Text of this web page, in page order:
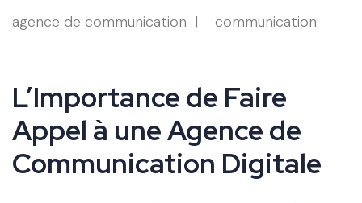
agence de communication communication
L’Importance de Faire
Appel à une Agence de
Communication Digitale